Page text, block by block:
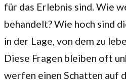
für das Erlebnis sind. Wie
behandelt? Wie hoch sind
in der Lage, von dem zu
Diese Fragen bleiben oft
werfen einen Schatten auf